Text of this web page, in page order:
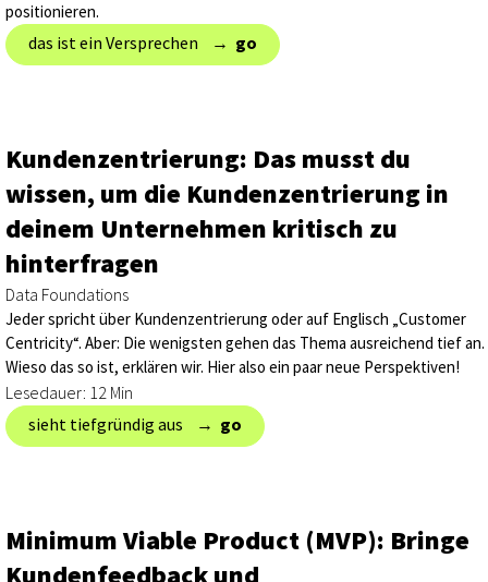
positionieren.
das ist ein Versprechen → ‎ go
Kundenzentrierung: Das musst du
wissen, um die Kundenzentrierung in
deinem Unternehmen kritisch zu
hinterfragen
Data Foundations
Jeder spricht über Kundenzentrierung oder auf Englisch „Customer
Centricity“. Aber: Die wenigsten gehen das Thema ausreichend tief an.
Wieso das so ist, erklären wir. Hier also ein paar neue Perspektiven!
Lesedauer: 12 Min
sieht tiefgründig aus → ‎ go
Minimum Viable Product (MVP): Bringe
Kundenfeedback und